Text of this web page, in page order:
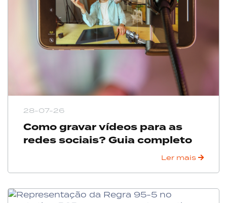
28-07-26
Como gravar vídeos para as
redes sociais? Guia completo
Ler mais